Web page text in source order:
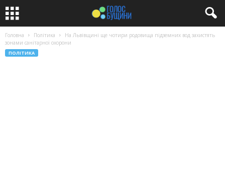
Головна Політика
На Львівщині ще чотири родовища підземних вод захистять
зонами санітарної охорони
ПОЛІТИКА